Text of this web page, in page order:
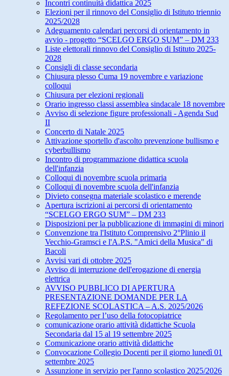
Incontri continuità didattica 2025
Elezioni per il rinnovo del Consiglio di Istituto triennio
2025/2028
Adeguamento calendari percorsi di orientamento in
avvio - progetto “SCELGO ERGO SUM” – DM 233
Liste elettorali rinnovo del Consiglio di Istituto 2025-
2028
Consigli di classe secondaria
Chiusura plesso Cuma 19 novembre e variazione
colloqui
Chiusura per elezioni regionali
Orario ingresso classi assemblea sindacale 18 novembre
Avviso di selezione figure professionali - Agenda Sud
II
Concerto di Natale 2025
Attivazione sportello d'ascolto prevenzione bullismo e
cyberbullismo
Incontro di programmazione didattica scuola
dell'infanzia
Colloqui di novembre scuola primaria
Colloqui di novembre scuola dell'infanzia
Divieto consegna materiale scolastico e merende
Apertura iscrizioni ai percorsi di orientamento
“SCELGO ERGO SUM” – DM 233
Disposizioni per la pubblicazione di immagini di minori
Convenzione tra l'Istituto Comprensivo 2°Plinio il
Vecchio-Gramsci e l'A.P.S. "Amici della Musica" di
Bacoli
Avvisi vari di ottobre 2025
Avviso di interruzione dell'erogazione di energia
elettrica
AVVISO PUBBLICO DI APERTURA
PRESENTAZIONE DOMANDE PER LA
REFEZIONE SCOLASTICA – A.S. 2025/2026
Regolamento per l’uso della fotocopiatrice
comunicazione orario attività didattiche Scuola
Secondaria dal 15 al 19 settembre 2025
Comunicazione orario attività didattiche
Convocazione Collegio Docenti per il giorno lunedì 01
settembre 2025
Assunzione in servizio per l'anno scolastico 2025/2026